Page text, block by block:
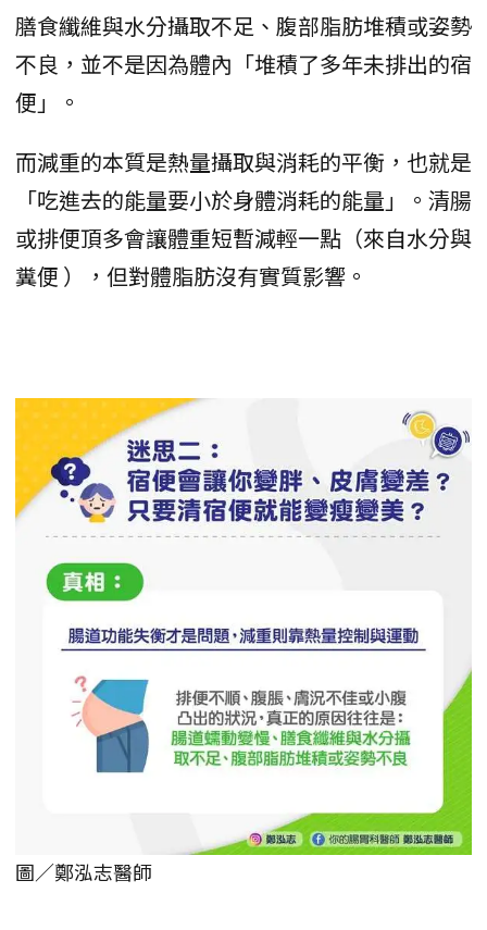
膳食纖維與水分攝取不足、腹部脂肪堆積或姿勢
不良，並不是因為體內「堆積了多年未排出的宿
便」。
而減重的本質是熱量攝取與消耗的平衡，也就是
「吃進去的能量要小於身體消耗的能量」。清腸
或排便頂多會讓體重短暫減輕一點（來自水分與
糞便 ），但對體脂肪沒有實質影響。
圖／鄭泓志醫師